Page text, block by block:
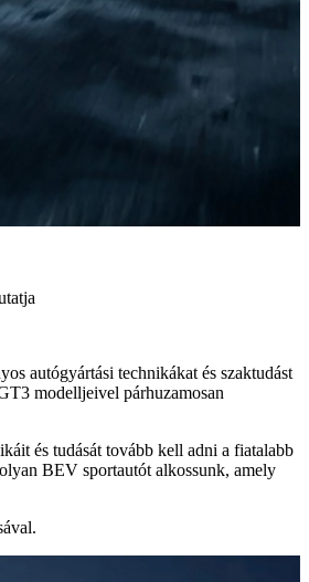
autógyártási technikákat és szaktudást
modelljeivel párhuzamosan
és tudását tovább kell adni a fiatalabb
BEV sportautót alkossunk, amely